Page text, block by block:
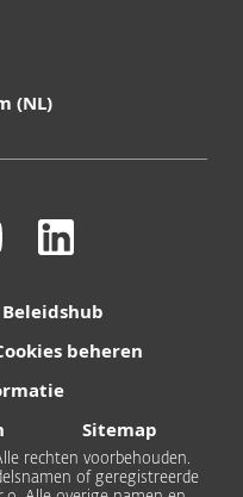
(NL)
Beleidshub
beheren
Sitemap
rechten voorbehouden.
of geregistreerde